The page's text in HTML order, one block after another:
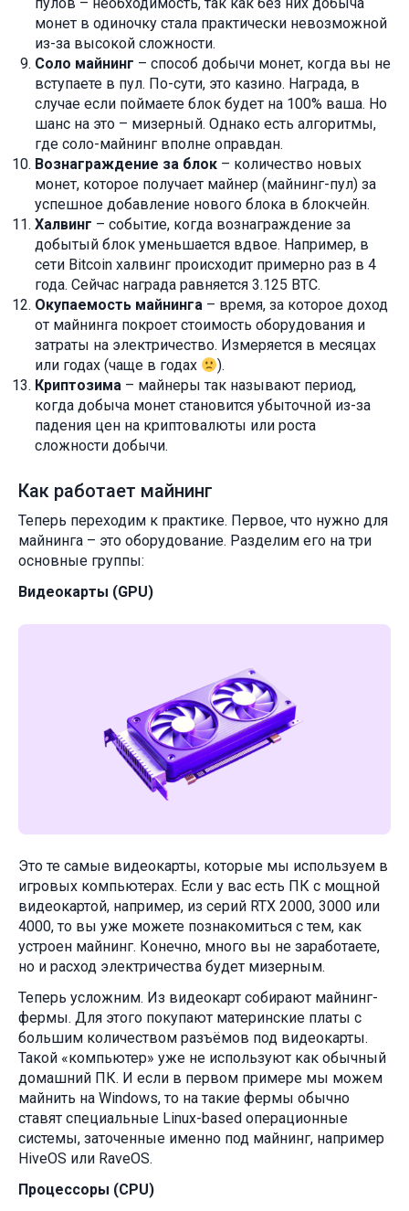
пулов – необходимость, так как без них добыча
монет в одиночку стала практически невозможной
из-за высокой сложности.
Соло майнинг – способ добычи монет, когда вы не
вступаете в пул. По-сути, это казино. Награда, в
случае если поймаете блок будет на 100% ваша. Но
шанс на это – мизерный. Однако есть алгоритмы,
где соло-майнинг вполне оправдан.
Вознаграждение за блок – количество новых
монет, которое получает майнер (майнинг-пул) за
успешное добавление нового блока в блокчейн.
Халвинг – событие, когда вознаграждение за
добытый блок уменьшается вдвое. Например, в
сети Bitcoin халвинг происходит примерно раз в 4
года. Сейчас награда равняется 3.125 BTC.
Окупаемость майнинга – время, за которое доход
от майнинга покроет стоимость оборудования и
затраты на электричество. Измеряется в месяцах
или годах (чаще в годах
).
Криптозима – майнеры так называют период,
когда добыча монет становится убыточной из-за
падения цен на криптовалюты или роста
сложности добычи.
Как работает майнинг
Теперь переходим к практике. Первое, что нужно для
майнинга – это оборудование. Разделим его на три
основные группы:
Видеокарты (GPU)
Это те самые видеокарты, которые мы используем в
игровых компьютерах. Если у вас есть ПК с мощной
видеокартой, например, из серий RTX 2000, 3000 или
4000, то вы уже можете познакомиться с тем, как
устроен майнинг. Конечно, много вы не заработаете,
но и расход электричества будет мизерным.
Теперь усложним. Из видеокарт собирают майнинг-
фермы. Для этого покупают материнские платы с
большим количеством разъёмов под видеокарты.
Такой «компьютер» уже не используют как обычный
домашний ПК. И если в первом примере мы можем
майнить на Windows, то на такие фермы обычно
ставят специальные Linux-based операционные
системы, заточенные именно под майнинг, например
HiveOS или RaveOS.
Процессоры (CPU)